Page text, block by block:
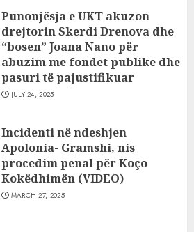
Punonjësja e UKT akuzon
drejtorin Skerdi Drenova dhe
“bosen” Joana Nano për
abuzim me fondet publike dhe
pasuri të pajustifikuar
JULY 24, 2025
Incidenti në ndeshjen
Apolonia- Gramshi, nis
procedim penal për Koço
Kokëdhimën (VIDEO)
MARCH 27, 2025